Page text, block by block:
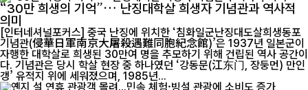
“30만 희생의 기억”… 난징대학살 희생자 기념관과 역사적
의미
[인터네셔널포커스] 중국 난징에 위치한 ‘침화일군난징대도살희생동포
기념관(侵華日軍南京大屠殺遇難同胞紀念館)’은 1937년 일본군이
자행한 대학살로 희생된 30만여 명을 추모하기 위해 건립된 역사 공간이
다. 기념관은 당시 학살 현장 중 하나였던 ‘강동문(江东门, 장둥먼) 만인
갱’ 유적지 위에 세워졌으며, 1985년...